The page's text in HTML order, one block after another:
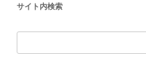
サイト内検索
索: